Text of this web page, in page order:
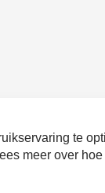
te
meer over